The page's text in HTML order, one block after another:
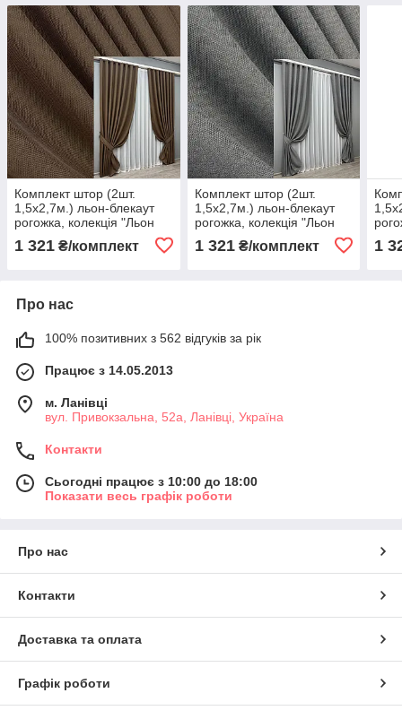
Комплект штор (2шт.
1,5х2,7м.) льон-блекаут
рогожка, колекція "Льон
коричневий. Код 277ш 30-
1 321 ₴/комплект
Комплект штор (2шт.
1,5х2,7м.) льон-блекаут
рогожка, колекція "Льон
Мішковина". Колір сірий.
Код 288ш 30-059
1 321₴/комплект 1
Про нас
100% позитивних з 562 відгуків за рік
Працює з 14.05.2013
м. Ланівці
вул. Привокзальна, 52а, Ланівці, Україна
Контакти
Сьогодні працює з 10:00 до 18:00
Показати весь графік роботи
Про нас
Контакти
Доставка та оплата
Графік роботи